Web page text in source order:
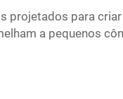
projetados para criar
a pequenos
quando se